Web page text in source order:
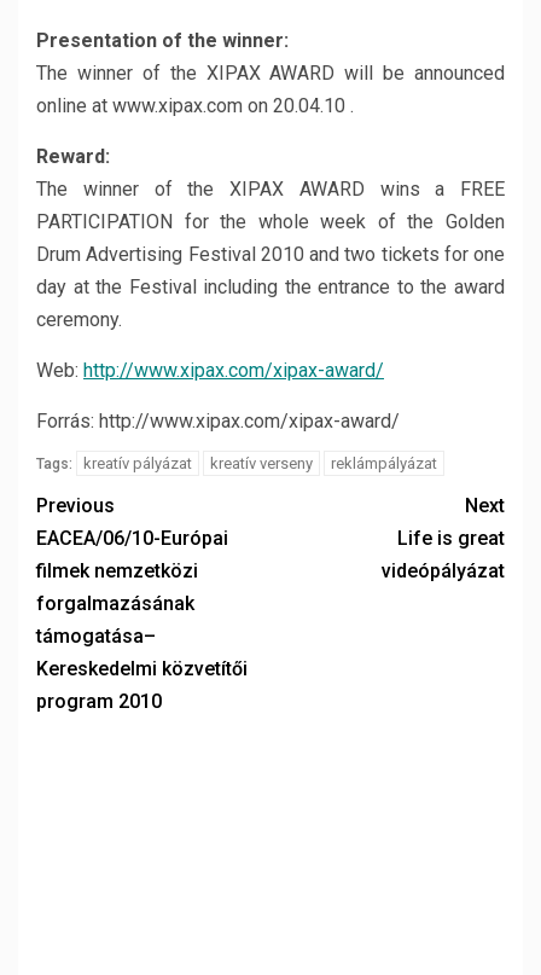
Presentation of the winner:
The winner of the XIPAX AWARD will be announced
online at www.xipax.com on 20.04.10 .
Reward:
The winner of the XIPAX AWARD wins a FREE
PARTICIPATION for the whole week of the Golden
Drum Advertising Festival 2010 and two tickets for one
day at the Festival including the entrance to the award
ceremony.
Web: http://www.xipax.com/xipax-award/
Forrás: http://www.xipax.com/xipax-award/
Tags: kreatív pályázat kreatív verseny reklámpályázat
Previous
EACEA/06/10-Európai
filmek nemzetközi
forgalmazásának
támogatása–
Kereskedelmi közvetítői
program 2010
Next
Life is great
videópályázat